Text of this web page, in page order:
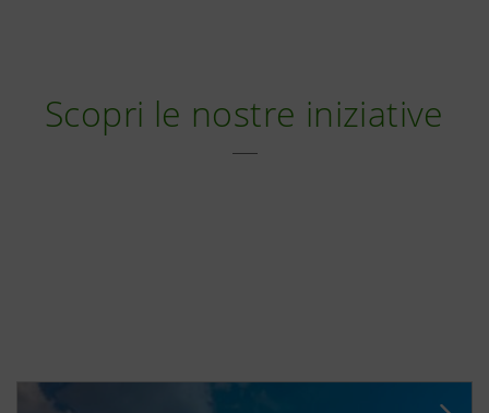
Scopri le nostre iniziative